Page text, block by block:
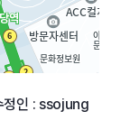
인 : ssojung